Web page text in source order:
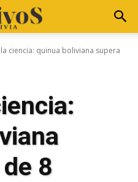
ciencia: quinua boliviana supera
8